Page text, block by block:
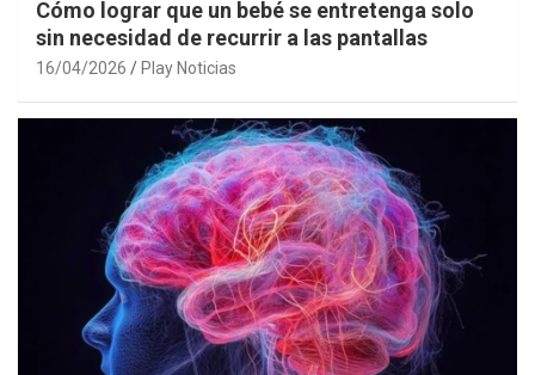
Cómo lograr que un bebé se entretenga solo
sin necesidad de recurrir a las pantallas
16/04/2026 Play Noticias